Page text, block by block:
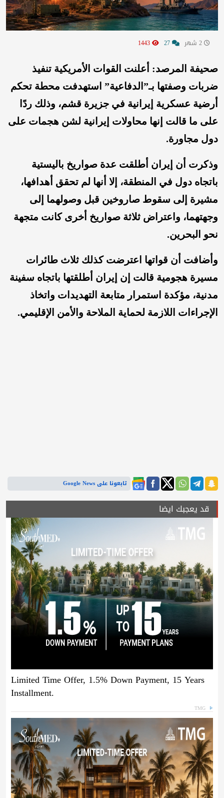
صحيفة المرصد: أعلنت القوات الأمريكية تنفيذ
ضربات وصفتها بـ”الدفاعية” استهدفت محطة تحكم
أرضية عسكرية إيرانية في جزيرة قشم، وذلك ردًا
على ما قالت إنها محاولات إيرانية لشن هجمات على
دول مجاورة.
وذكرت أن إيران أطلقت عدة صواريخ باليستية
باتجاه دول في المنطقة، إلا أنها لم تحقق أهدافها،
مشيرة إلى سقوط صاروخين قبل وصولهما إلى
وجهتهما، واعتراض ثلاثة صواريخ أخرى كانت متجهة
نحو البحرين.
وأضافت أن قواتها اعترضت كذلك ثلاث طائرات
مسيرة هجومية قالت إن إيران أطلقتها باتجاه سفينة
مدنية، مؤكدة استمرار متابعة التهديدات واتخاذ
الإجراءات اللازمة لحماية الملاحة والأمن الإقليمي.
تابعونا على Google News
قد يعجبك ايضا
Limited Time Offer, 1.5% Down Payment, 15 Years
Installment.
TMG